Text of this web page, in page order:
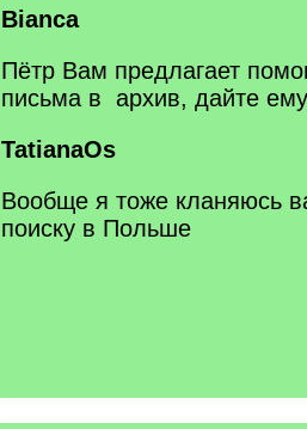
Bianca
Пётр Вам предлагает
письма в архив, дайте
TatianaOs
Вообще я тоже кланяюсь
поиску в Польше